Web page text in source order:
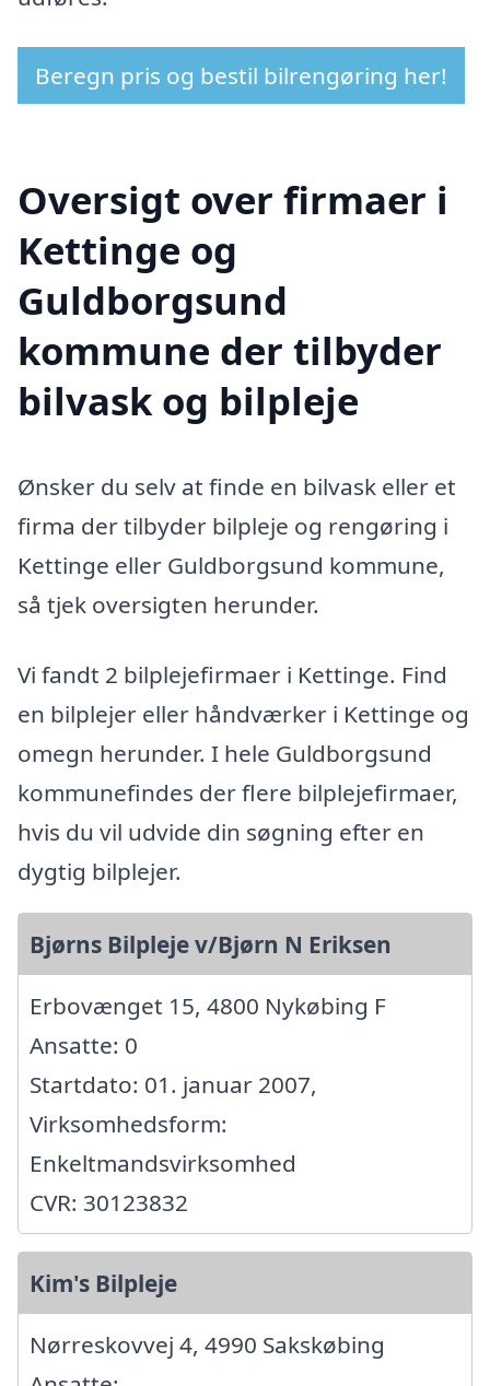
Beregn pris og bestil bilrengøring her!
Oversigt over firmaer i
Kettinge og
Guldborgsund
kommune der tilbyder
bilvask og bilpleje
Ønsker du selv at finde en bilvask eller et
firma der tilbyder bilpleje og rengøring i
Kettinge eller Guldborgsund kommune,
så tjek oversigten herunder.
Vi fandt 2 bilplejefirmaer i Kettinge. Find
en bilplejer eller håndværker i Kettinge og
omegn herunder. I hele Guldborgsund
kommunefindes der flere bilplejefirmaer,
hvis du vil udvide din søgning efter en
dygtig bilplejer.
Bjørns Bilpleje v/Bjørn N Eriksen
Erbovænget 15, 4800 Nykøbing F
Ansatte: 0
Startdato: 01. januar 2007,
Virksomhedsform:
Enkeltmandsvirksomhed
CVR: 30123832
Kim's Bilpleje
Nørreskovvej 4, 4990 Sakskøbing